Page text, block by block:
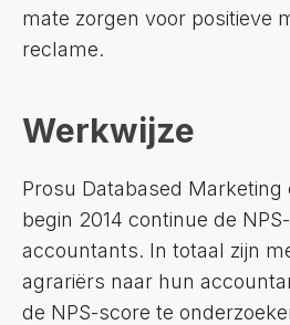
mate zorgen voor positieve
reclame.
Werkwijze
Prosu Databased Marketing
begin 2014 continue de
accountants. In totaal zijn
agrariërs naar hun
de NPS-score te